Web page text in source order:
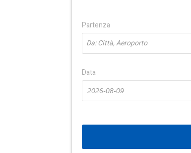
Partenza
Da: Città, Aeroporto
Data